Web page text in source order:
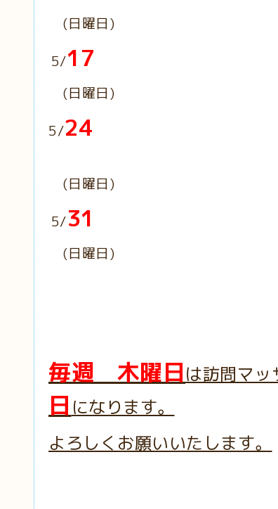
(日曜日)
5/17
(日曜日)
5/24
(日曜日)
5/31
(日曜日)
毎週 木曜日は訪問マッ
日 になります。
よろしくお願いいたします。